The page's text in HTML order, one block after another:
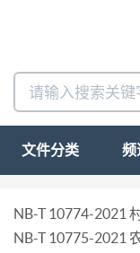
文件分类 频
NB-T 10774-2021
NB-T 10775-2021